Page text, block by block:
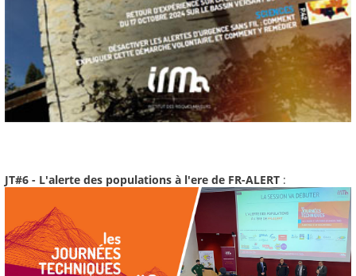
JT#6 - L'alerte des populations à l'ere de FR-ALERT :